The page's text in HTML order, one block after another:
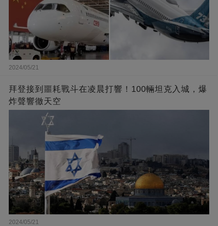
2024/05/21
拜登接到噩耗戰斗在凌晨打響！100輛坦克入城，爆
炸聲響徹天空
2024/05/21